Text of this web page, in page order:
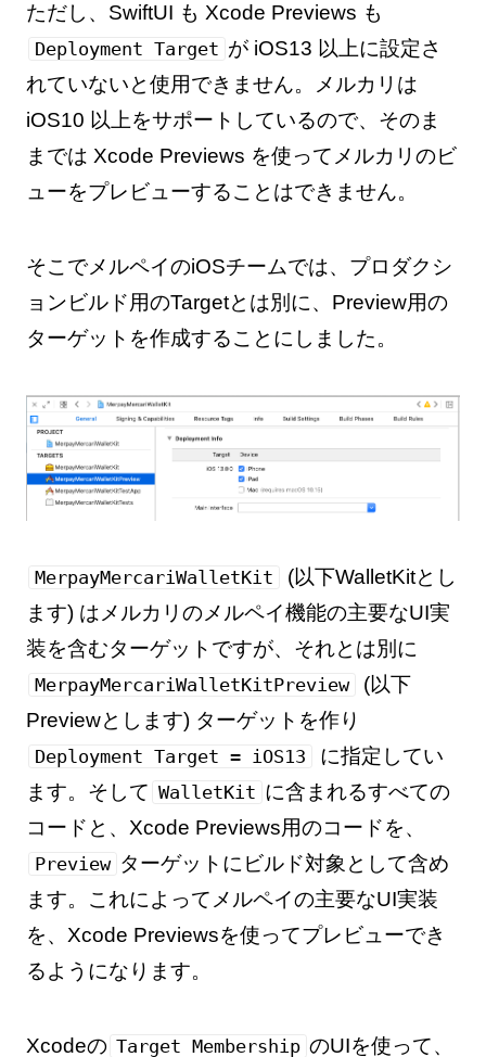
ただし、SwiftUI も Xcode Previews も
Deployment Target が iOS13 以上に設定さ
れていないと使用できません。メルカリは
iOS10 以上をサポートしているので、そのま
までは Xcode Previews を使ってメルカリのビ
ューをプレビューすることはできません。
そこでメルペイのiOSチームでは、プロダクシ
ョンビルド用のTargetとは別に、Preview用の
ターゲットを作成することにしました。
MerpayMercariWalletKit
(以下WalletKitとし
ます) はメルカリのメルペイ機能の主要なUI実
装を含むターゲットですが、それとは別に
MerpayMercariWalletKitPreview
(以下
Previewとします) ターゲットを作り
Deployment Target = iOS13
に指定してい
ます。そして WalletKit に含まれるすべての
コードと、Xcode Previews用のコードを、
Preview ターゲットにビルド対象として含め
ます。これによってメルペイの主要なUI実装
を、Xcode Previewsを使ってプレビューでき
るようになります。
Xcodeの Target Membership のUIを使って、